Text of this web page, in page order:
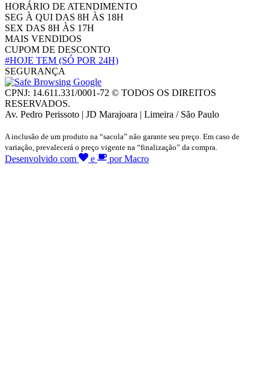
HORÁRIO DE ATENDIMENTO
SEG À QUI DAS 8H ÀS 18H
SEX DAS 8H ÀS 17H
MAIS VENDIDOS
CUPOM DE DESCONTO
#HOJE TEM (SÓ POR 24H)
SEGURANÇA
CPNJ: 14.611.331/0001-72 © TODOS OS DIREITOS
RESERVADOS.
Av. Pedro Perissoto | JD Marajoara | Limeira / São Paulo
A inclusão de um produto na “sacola” não garante seu preço. Em caso de
variação, prevalecerá o preço vigente na “finalização” da compra.
Desenvolvido com e por Macro